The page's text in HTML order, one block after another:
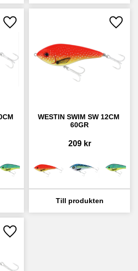
Lägg till i favoriter
WESTIN SWIM SW 12CM
60GR
209kr
Lägg
Lägg till i favoriter